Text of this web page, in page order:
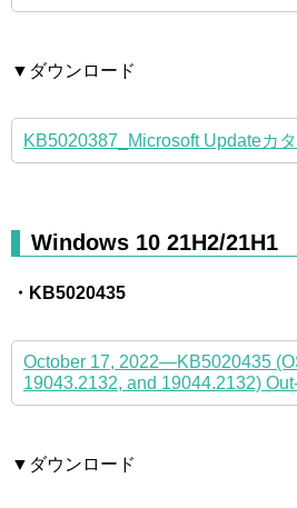
▼ダウンロード
KB5020387_Microsoft Updateカ
Windows 10 21H2/21H1
・KB5020435
October 17, 2022—KB5020435
19043.2132, and 19044.2132)
▼ダウンロード